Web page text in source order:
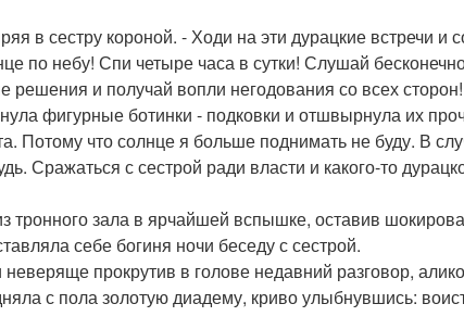
в сестру короной. - Ходи на эти дурацкие встречи и
по небу! Спи четыре часа в сутки! Слушай
решения и получай вопли негодования со всех сторон!
фигурные ботинки - подковки и отшвырнула их
Потому что солнце я больше поднимать не буду. В
Сражаться с сестрой ради власти и какого-то
тронного зала в ярчайшей вспышке, оставив
себе богиня ночи беседу с сестрой.
прокрутив в голове недавний разговор,
с пола золотую диадему, криво улыбнувшись: